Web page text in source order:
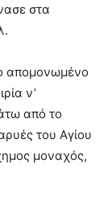
στα
απομονωμένο
ν’
από το
του Αγίου
μοναχός,